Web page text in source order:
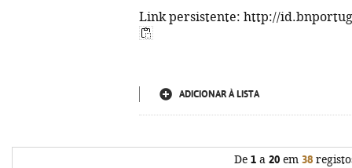
Link persistente: http://
ADICIONAR À LISTA
De 1a 20em 38